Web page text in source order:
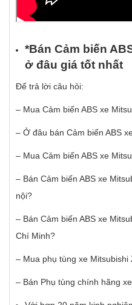
*Bán Cảm biến
ở đâu giá tốt nhất
Để trả lời câu hỏi:
– Mua Cảm biến ABS xe
– Ở đâu bán Cảm biến ABS
– Mua Cảm biến ABS xe
– Bán Cảm biến ABS xe
nội?
– Bán Cảm biến ABS xe
Chí Minh?
– Mua phụ tùng xe Mitsubishi
– Bán Phụ tùng chính hãng